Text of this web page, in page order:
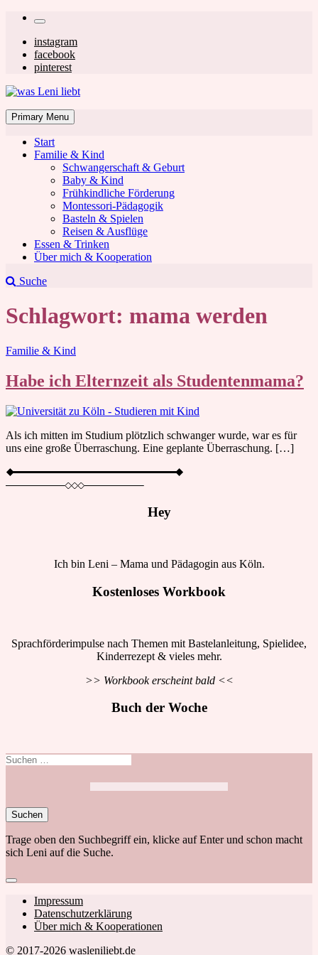
Skip
content
Secondary
left
navigation
Secondary
right
navigation
instagram
facebook
pinterest
was Leni liebt
Mom & Lifestyle Blog
Primary Menu
Start
Familie & Kind
Schwangerschaft & Geburt
Baby & Kind
Frühkindliche Förderung
Montessori-Pädagogik
Basteln & Spielen
Reisen & Ausflüge
Essen & Trinken
Über mich & Kooperation
Suche
Schlagwort: mama werden
Blog
Familie & Kind
Habe ich Elternzeit als Studentenmama?
Als ich mitten im Studium plötzlich schwanger wurde, war es für
uns eine große Überraschung. Eine geplante Überraschung. […]
Hey
Ich bin Leni – Mama und Pädagogin aus Köln.
Kostenloses Workbook
Sprachförderimpulse nach Themen mit Bastelanleitung, Spielidee,
Kinderrezept & vieles mehr.
>> Workbook erscheint bald <<
Buch der Woche
Suchen
Trage oben den Suchbegriff ein, klicke auf Enter und schon macht
sich Leni auf die Suche.
Close
search
Footer
navigation
Impressum
Datenschutzerklärung
Über mich & Kooperationen
© 2017-2026 wasleniliebt.de